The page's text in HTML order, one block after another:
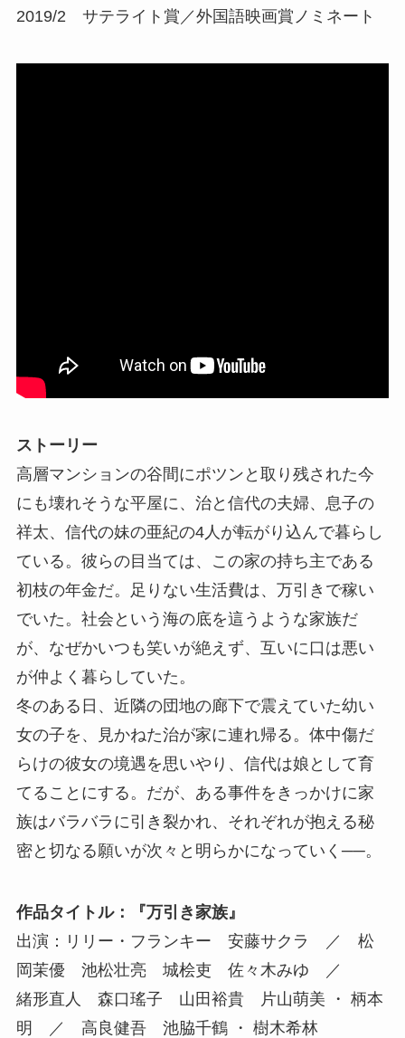
2019/2 サテライト賞／外国語映画賞ノミネート
ストーリー
高層マンションの谷間にポツンと取り残された今
にも壊れそうな平屋に、治と信代の夫婦、息子の
祥太、信代の妹の亜紀の4人が転がり込んで暮らし
ている。彼らの目当ては、この家の持ち主である
初枝の年金だ。足りない生活費は、万引きで稼い
でいた。社会という海の底を這うような家族だ
が、なぜかいつも笑いが絶えず、互いに口は悪い
が仲よく暮らしていた。
冬のある日、近隣の団地の廊下で震えていた幼い
女の子を、見かねた治が家に連れ帰る。体中傷だ
らけの彼女の境遇を思いやり、信代は娘として育
てることにする。だが、ある事件をきっかけに家
族はバラバラに引き裂かれ、それぞれが抱える秘
密と切なる願いが次々と明らかになっていく──。
作品タイトル：『万引き家族』
出演：リリー・フランキー 安藤サクラ ／ 松
岡茉優 池松壮亮 城桧吏 佐々木みゆ ／
緒形直人 森口瑤子 山田裕貴 片山萌美 ・ 柄本
明 ／ 高良健吾 池脇千鶴 ・ 樹木希林